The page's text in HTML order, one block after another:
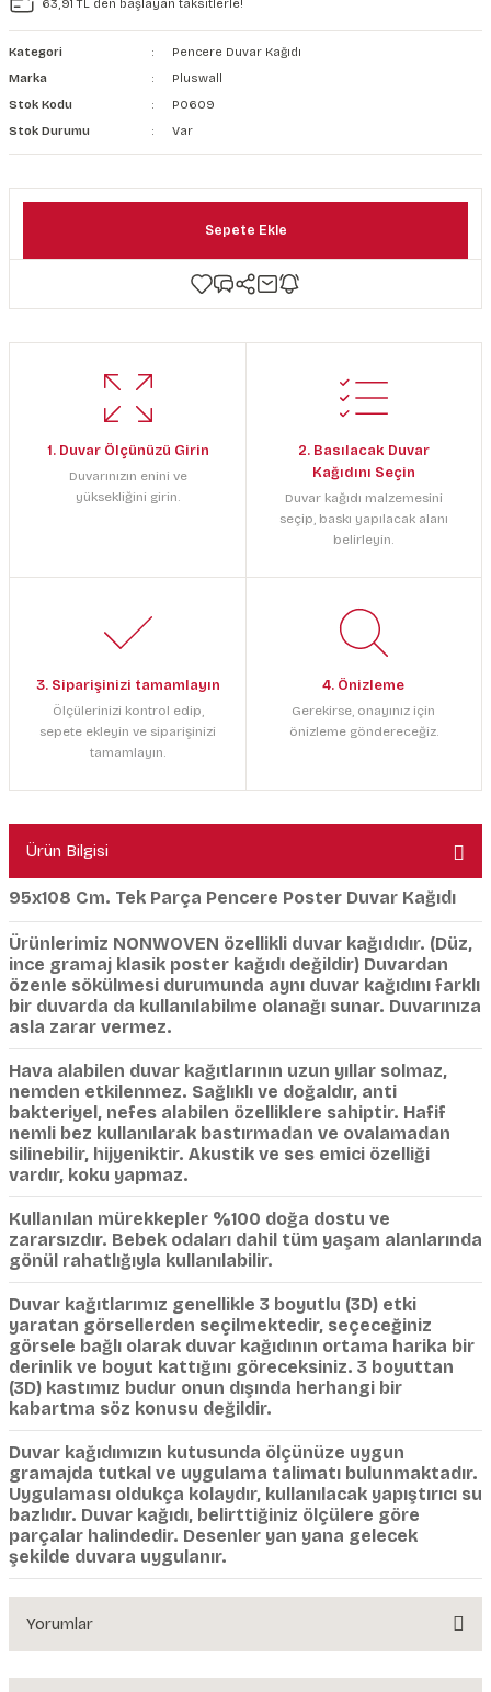
63,91 TL den başlayan taksitlerle!
Kategori
Pencere Duvar Kağıdı
Marka
Pluswall
Stok Kodu
P0609
Stok Durumu
Var
Sepete Ekle
1. Duvar Ölçünüzü Girin
Duvarınızın enini ve
yüksekliğini girin.
2. Basılacak Duvar
Kağıdını Seçin
Duvar kağıdı malzemesini
seçip, baskı yapılacak alanı
belirleyin.
3. Siparişinizi tamamlayın
Ölçülerinizi kontrol edip,
sepete ekleyin ve siparişinizi
tamamlayın.
4. Önizleme
Gerekirse, onayınız için
önizleme göndereceğiz.
Ürün Bilgisi
95x108 Cm. Tek Parça Pencere Poster Duvar Kağıdı
Ürünlerimiz NONWOVEN özellikli duvar kağıdıdır. (Düz,
ince gramaj klasik poster kağıdı değildir) Duvardan
özenle sökülmesi durumunda aynı duvar kağıdını farklı
bir duvarda da kullanılabilme olanağı sunar. Duvarınıza
asla zarar vermez.
Hava alabilen duvar kağıtlarının uzun yıllar solmaz,
nemden etkilenmez. Sağlıklı ve doğaldır, anti
bakteriyel, nefes alabilen özelliklere sahiptir. Hafif
nemli bez kullanılarak bastırmadan ve ovalamadan
silinebilir, hijyeniktir. Akustik ve ses emici özelliği
vardır, koku yapmaz.
Kullanılan mürekkepler %100 doğa dostu ve
zararsızdır. Bebek odaları dahil tüm yaşam alanlarında
gönül rahatlığıyla kullanılabilir.
Duvar kağıtlarımız genellikle 3 boyutlu (3D) etki
yaratan görsellerden seçilmektedir, seçeceğiniz
görsele bağlı olarak duvar kağıdının ortama harika bir
derinlik ve boyut kattığını göreceksiniz. 3 boyuttan
(3D) kastımız budur onun dışında herhangi bir
kabartma söz konusu değildir.
Duvar kağıdımızın kutusunda ölçünüze uygun
gramajda tutkal ve uygulama talimatı bulunmaktadır.
Uygulaması oldukça kolaydır, kullanılacak yapıştırıcı su
bazlıdır. Duvar kağıdı, belirttiğiniz ölçülere göre
parçalar halindedir. Desenler yan yana gelecek
şekilde duvara uygulanır.
Yorumlar